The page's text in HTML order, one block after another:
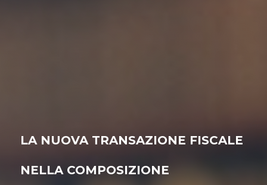
LA NUOVA TRANSAZIONE FISCALE
NELLA COMPOSIZIONE